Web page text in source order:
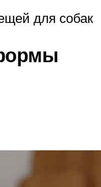
для собак